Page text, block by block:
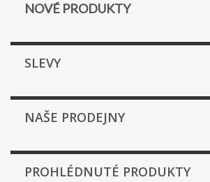
NOVÉ PRODUKTY
SLEVY
NAŠE PRODEJNY
PROHLÉDNUTÉ PRODUKTY